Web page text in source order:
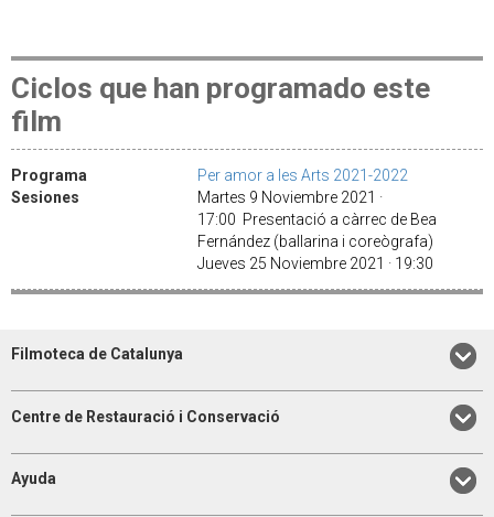
Ciclos que han programado este
film
Programa
Per amor a les Arts 2021-2022
Sesiones
Martes 9 Noviembre 2021 ·
17:00 Presentació a càrrec de Bea
Fernández (ballarina i coreògrafa)
Jueves 25 Noviembre 2021 · 19:30
Filmoteca de Catalunya
Centre de Restauració i Conservació
Ayuda